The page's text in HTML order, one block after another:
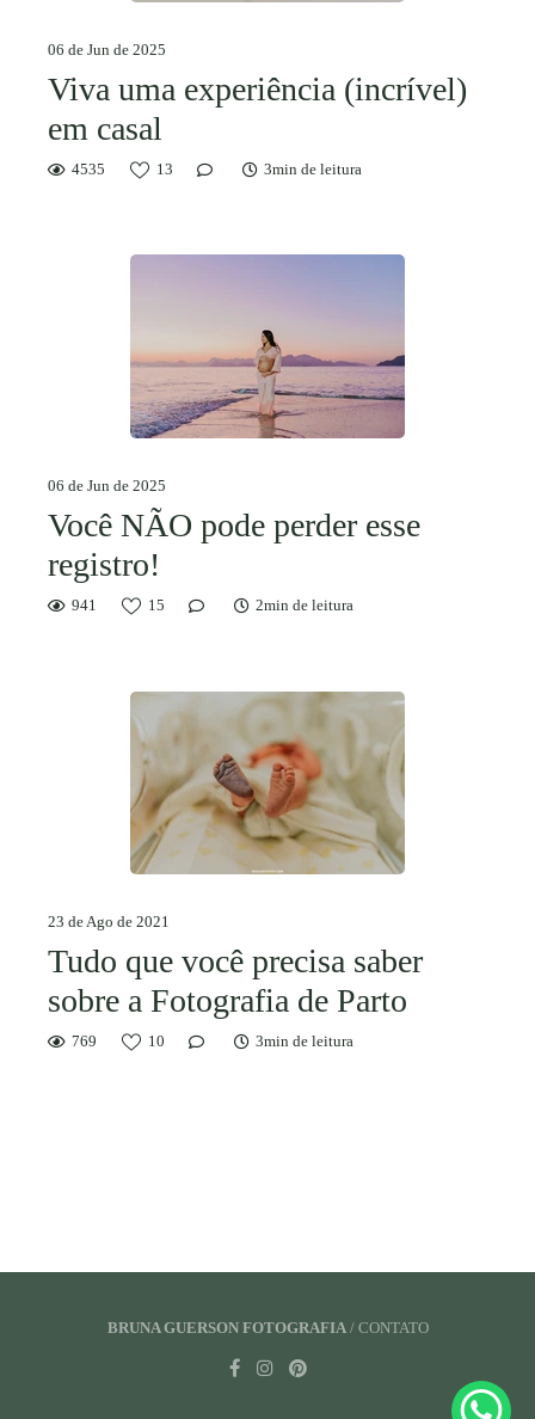
06 de Jun de 2025
Viva uma experiência (incrível)
em casal
4535 13 3min de leitura
06 de Jun de 2025
Você NÃO pode perder esse
registro!
941 15 2min de leitura
23 de Ago de 2021
Tudo que você precisa saber
sobre a Fotografia de Parto
769 10 3min de leitura
BRUNA GUERSON FOTOGRAFIA/ CONTATO